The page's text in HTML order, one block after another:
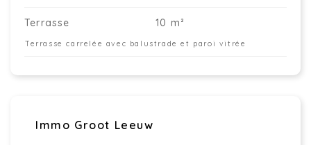
Terrasse 10 m²
Terrasse carrelée avec balustrade et paroi vitrée
Immo Groot Leeuw